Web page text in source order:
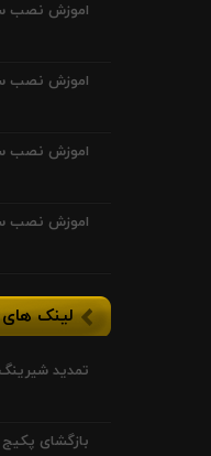
اموزش نصب
اموزش نصب
اموزش نصب
اموزش نصب
لینک
تمدید شیرینگ
بازگشای